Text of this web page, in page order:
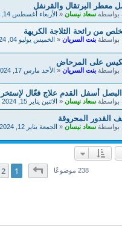
معطر البرتقال والقرنفل
بواسطةسعاد نيسان«الأربعاء أغسطس 14, 2024 11:29 am
من رائحة الثلاجة الكريهة
بواسطةبنت السريان«الخميس يوليو 04, 2024 9:06 am
على المرحاض
بواسطةبنت السريان«الأحد مارس 17, 2024 12:24 pm
أسفل القدم علاج فعّال
بواسطةسعاد نيسان«الاثنين يناير 15, 2024 3:11 pm
القدور المحروقة
بواسطةسعاد نيسان«الجمعة يناير 12, 2024 12:03 pm
238 موضوعًاصفحة1من10
1
2